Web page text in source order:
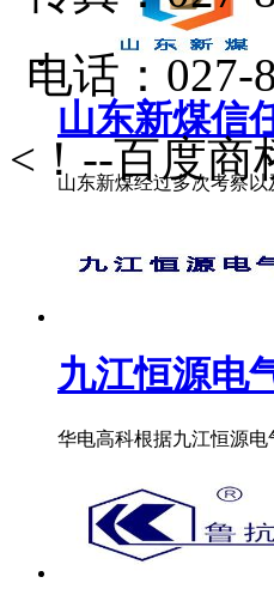
山东新煤信
山东新煤经过多次考察
九江恒源电
华电高科根据九江恒源
电话：027-
<！--百度商